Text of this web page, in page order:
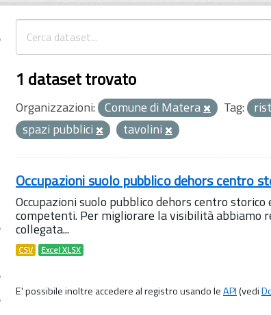
1 dataset trovato
Organizzazioni: Comune di Matera Tag:
spazi pubblici
tavolini
Occupazioni suolo pubblico dehors centro
Occupazioni suolo pubblico dehors centro
competenti. Per migliorare la visibilità abbiamo
collegata...
CSV Excel XLSX
E' possibile inoltre accedere al registro usando leAPI(vedi